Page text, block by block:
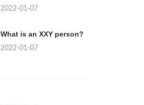
2022-01-07
What is an XXY person?
2022-01-07